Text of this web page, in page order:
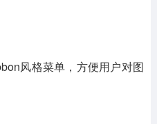
风格菜单，方便用户对图